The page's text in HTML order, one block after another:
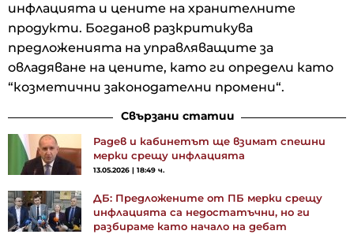
инфлацията и цените на хранителните
продукти. Богданов разкритикува
предложенията на управляващите за
овладяване на цените, като ги определи като
“козметични законодателни промени“.
Свързани статии
Радев и кабинетът ще взимат спешни
мерки срещу инфлацията
13.05.2026 | 18:49 ч.
ДБ: Предложените от ПБ мерки срещу
инфлацията са недостатъчни, но ги
разбираме като начало на дебат